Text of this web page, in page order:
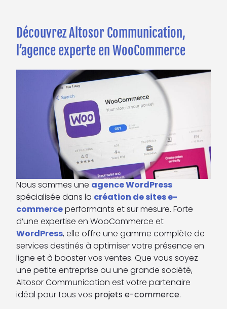
Découvrez Altosor Communication,
l’agence experte en WooCommerce
Nous sommes une agence WordPress
spécialisée dans la création de sites e-
commerceperformants et sur mesure. Forte
d’une expertise en WooCommerce et
WordPress, elle offre une gamme complète de
services destinés à optimiser votre présence en
ligne et à booster vos ventes. Que vous soyez
une petite entreprise ou une grande société,
Altosor Communication est votre partenaire
idéal pour tous vos projets e-commerce.